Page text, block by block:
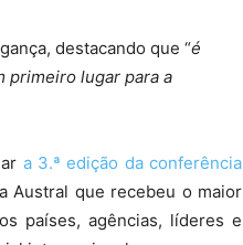
destacando que “é
primeiro lugar para a
a 3.ª edição da conferência
Austral que recebeu o maior
países, agências, líderes e